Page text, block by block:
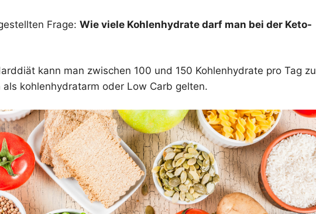
Frage: Wie viele Kohlenhydrate darf man bei der Keto-
kann man zwischen 100 und 150 Kohlenhydrate pro Tag zu
kohlenhydratarm oder Low Carb gelten.